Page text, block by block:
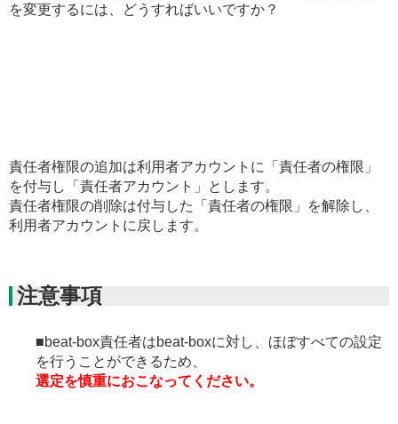
を変更するには、どうすればいいですか？
責任者権限の追加は利用者アカウントに「責任者の権限」
を付与し「責任者アカウント」とします。
責任者権限の削除は付与した「責任者の権限」を解除し、
利用者アカウントに戻します。
注意事項
■beat-box責任者はbeat-boxに対し、ほぼすべての設定
を行うことができるため、
選定を慎重におこなってください。